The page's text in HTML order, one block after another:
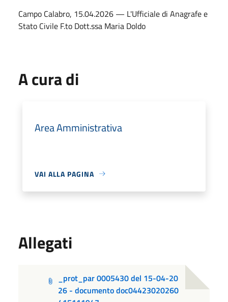
Campo Calabro, 15.04.2026 — L'Ufficiale di Anagrafe e
Stato Civile F.to Dott.ssa Maria Doldo
A cura di
Area Amministrativa
VAI ALLA PAGINA
Allegati
_prot_par 0005430 del 15-04-20
26 - documento doc04423020260